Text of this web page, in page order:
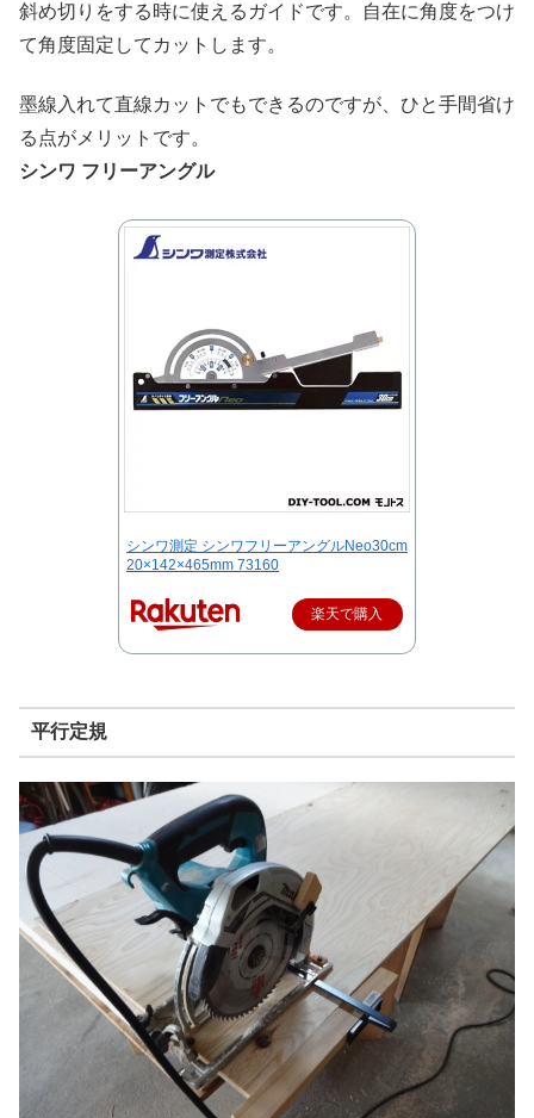
斜め切りをする時に使えるガイドです。自在に角度をつけ
て角度固定してカットします。
墨線入れて直線カットでもできるのですが、ひと手間省け
る点がメリットです。
シンワ フリーアングル
シンワ測定 シンワフリーアングルNeo30cm
20×142×465mm 73160
楽天で購入
平行定規